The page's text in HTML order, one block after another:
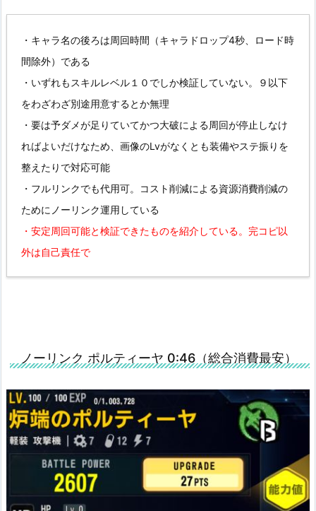
・キャラ名の後ろは周回時間（キャラドロップ4秒、ロード時
間除外）である
・いずれもスキルレベル１０でしか検証していない。９以下
をわざわざ別途用意するとか無理
・要は予ダメが足りていてかつ大破による周回が停止しなけ
ればよいだけなため、画像のLvがなくとも装備やステ振りを
整えたりで対応可能
・フルリンクでも代用可。コスト削減による資源消費削減の
ためにノーリンク運用している
・安定周回可能と検証できたものを紹介している。完コピ以
外は自己責任で
ノーリンク ポルティーヤ 0:46（総合消費最安）